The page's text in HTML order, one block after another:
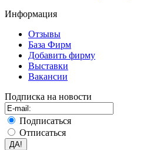
Информация
Отзывы
База Фирм
Добавить фирму
Выставки
Вакансии
Подписка на новости
Подписаться
Отписаться